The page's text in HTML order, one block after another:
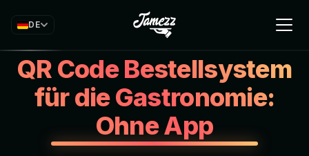
DE
QR Code Bestellsystem
für die Gastronomie:
Ohne App